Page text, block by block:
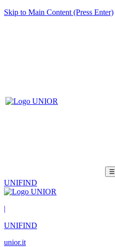
Skip to Main Content (Press Enter)
☰
UNIFIND
|
UNIFIND
unior.it